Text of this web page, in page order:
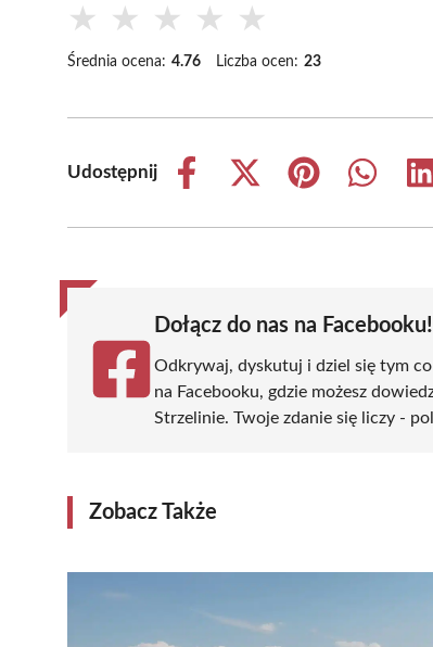
★ ★ ★ ★ ★
Średnia ocena: 4.76 Liczba ocen: 23
Udostępnij
Share
Share
(Twitter)
Share
Share
Dołącz do nas na Facebooku!
Odkrywaj, dyskutuj i dziel się tym co
na Facebooku, gdzie możesz
Strzelinie. Twoje zdanie się liczy -
Zobacz Także